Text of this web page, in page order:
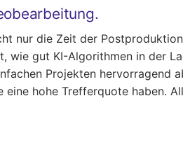
nur die Zeit der
wie gut KI-Algorithmen in der
Projekten hervorragend
hohe Trefferquote haben.